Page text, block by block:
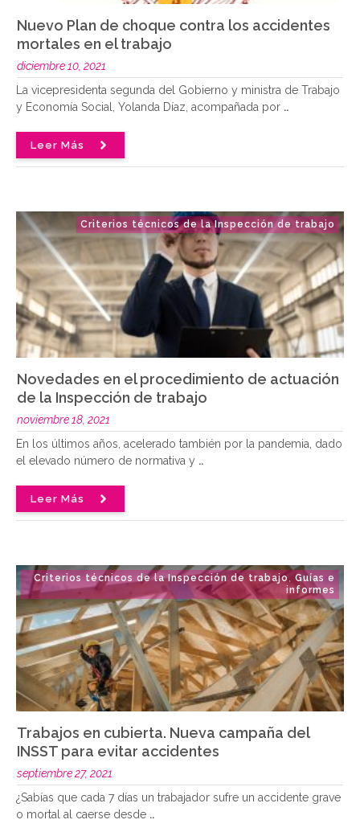
Nuevo Plan de choque contra los accidentes
mortales en el trabajo
diciembre 10, 2021
La vicepresidenta segunda del Gobierno y ministra de Trabajo
y Economía Social, Yolanda Díaz, acompañada por ..
Leer Más
Criterios técnicos de la Inspección de trabajo
Novedades en el procedimiento de actuación
de la Inspección de trabajo
noviembre 18, 2021
En los últimos años, acelerado también por la pandemia, dado
el elevado número de normativa y ..
Leer Más
Criterios técnicos de la Inspección de trabajo , Guías e
informes
Trabajos en cubierta. Nueva campaña del
INSST para evitar accidentes
septiembre 27, 2021
¿Sabías que cada 7 días un trabajador sufre un accidente grave
o mortal al caerse desde ..